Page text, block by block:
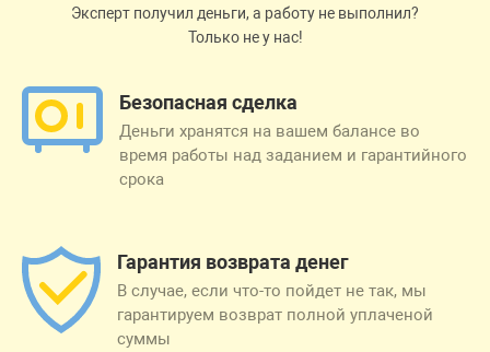
Эксперт получил деньги, а работу не выполнил?
Только не у нас!
Безопасная сделка
Деньги хранятся на вашем балансе во
время работы над заданием и гарантийного
срока
Гарантия возврата денег
В случае, если что-то пойдет не так, мы
гарантируем возврат полной уплаченой
суммы